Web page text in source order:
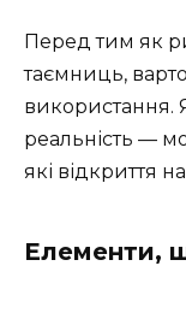
Перед тим як
таємниць, варто
використання.
реальність —
які відкриття
Елементи,